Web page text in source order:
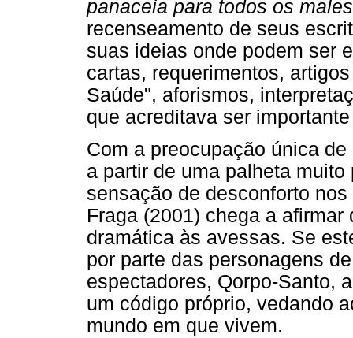
panaceia para todos os males
recenseamento de seus
suas ideias onde podem ser
cartas, requerimentos,
Saúde", aforismos,
que acreditava ser
Com a preocupação única
a partir de uma palheta
sensação de desconforto
Fraga (2001) chega a
dramática às avessas. Se
por parte das personagens
espectadores, Qorpo-Santo,
um código próprio, vedando
mundo em que vivem.